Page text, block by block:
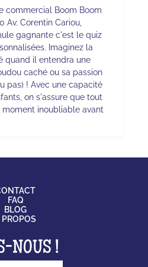
commercial Boom Boom
Corentin Cariou,
gagnante c'est le quiz
Imaginez la
quand il entendra une
caché ou sa passion
pas) ! Avec une capacité
on s'assure que tout
inoubliable avant
FAQ
BLOG
PROPOS
NOUS !